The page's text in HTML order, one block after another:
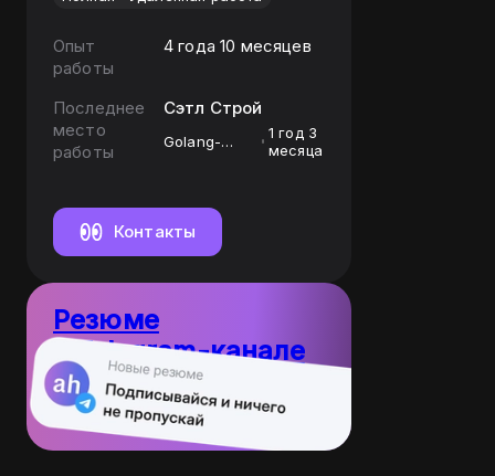
Опыт
работы
4 года 10 месяцев
Последнее
место
работы
Сэтл Строй
Golang-
1 год 3
месяца
Контакты
Резюме
в Telegram-канале
10
резюме
Пост каждый
день